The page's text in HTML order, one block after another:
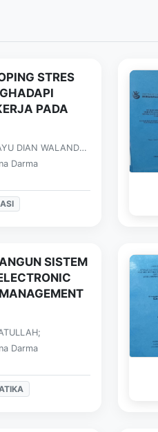
STRES
PADA
DIAN WALANDARI;
Darma
SISTEM
Darma